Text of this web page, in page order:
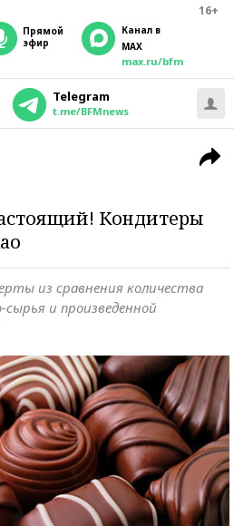
16+
прямой
эфир
Канал в
MAX
max.ru/bfm
Telegram
t.me/BFMnews
Кондитеры
из сравнения количества
и произведенной